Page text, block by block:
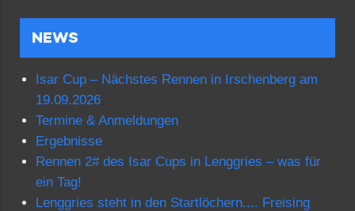
NEWS
Isar Cup – Nächstes Rennen in Irschenberg am
19.09.2026
Termine & Anmeldungen
Ergebnisse
Rennen 2# des Isar Cups in Lenggries – was für
ein Tag!
Lenggries steht in den Startlöchern.... Freising